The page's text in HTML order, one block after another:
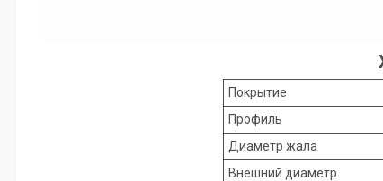
Покрытие
Профиль
Диаметр жала
Внешний диаметр